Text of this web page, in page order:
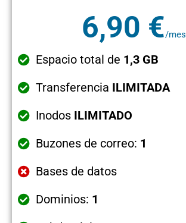
6,90 €/mes
Espacio total de 1,3 GB
Transferencia ILIMITADA
Inodos ILIMITADO
Buzones de correo: 1
Bases de datos
Dominios: 1